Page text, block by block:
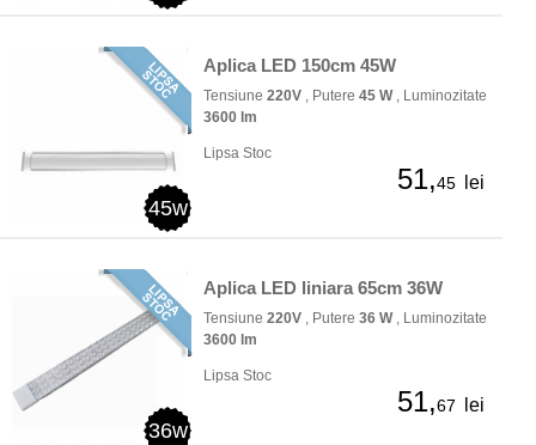
45w
Aplica LED 150cm 45W
Tensiune 220V , Putere 45 W, Luminozitate
3600 lm
Lipsa Stoc
51,45 lei
36w
Aplica LED liniara 65cm 36W
Tensiune 220V , Putere 36 W, Luminozitate
3600 lm
Lipsa Stoc
51,67 lei